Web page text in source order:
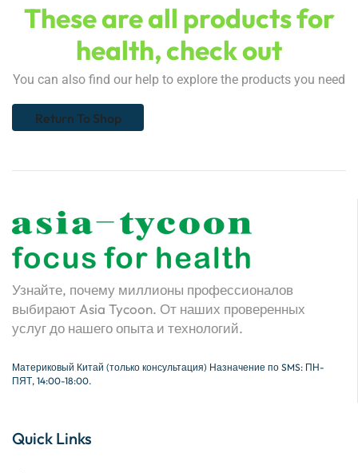
These are all products for
health, check out
You can also find our help to explore the products you need
Return To Shop
Узнайте, почему миллионы профессионалов
выбирают Asia Tycoon. От наших проверенных
услуг до нашего опыта и технологий.
Материковый Китай (только консультация) Назначение по SMS: ПН-
ПЯТ, 14:00-18:00.
Quick Links